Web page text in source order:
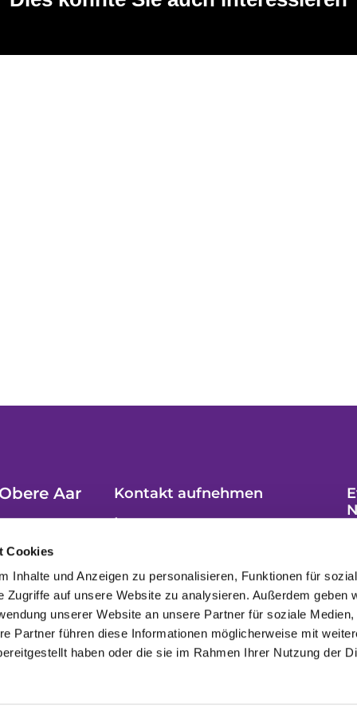
Cookies
Inhalte und Anzeigen zu personalisieren, Funktionen für
Zugriffe auf unsere Website zu analysieren. Außerdem geben
unserer Website an unsere Partner für soziale Medien,
Partner führen diese Informationen möglicherweise mit
haben oder die sie im Rahmen Ihrer Nutzung der
Aar
Kontakt aufnehmen
Impressum